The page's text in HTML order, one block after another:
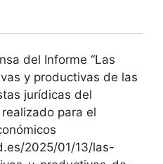
del Informe “Las
y productivas de las
jurídicas del
para el
2025/01/13/las-